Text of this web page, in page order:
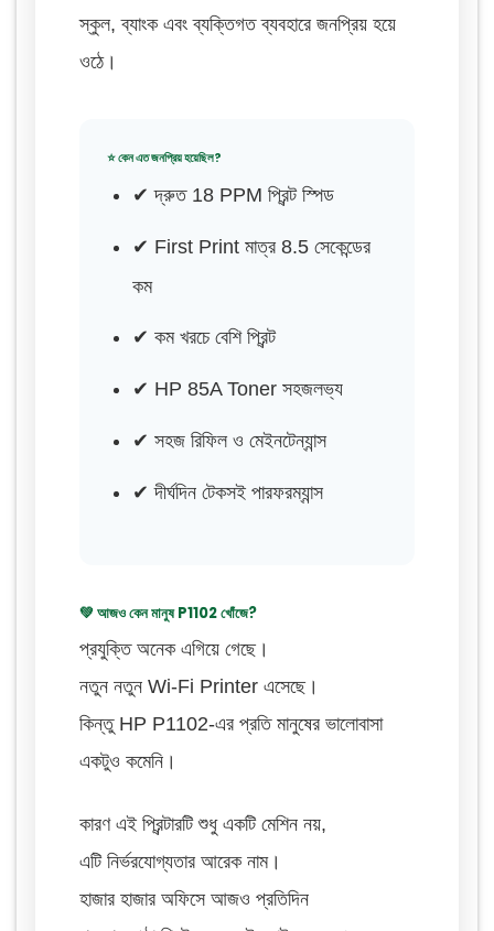
স্কুল, ব্যাংক এবং ব্যক্তিগত ব্যবহারে জনপ্রিয় হয়ে
ওঠে।
⭐ কেন এত জনপ্রিয় হয়েছিল?
✔ দ্রুত 18 PPM প্রিন্ট স্পিড
✔ First Print মাত্র 8.5 সেকেন্ডের
কম
✔ কম খরচে বেশি প্রিন্ট
✔ HP 85A Toner সহজলভ্য
✔ সহজ রিফিল ও মেইনটেন্যান্স
✔ দীর্ঘদিন টেকসই পারফরম্যান্স
💚 আজও কেন মানুষ P1102 খোঁজে?
প্রযুক্তি অনেক এগিয়ে গেছে।
নতুন নতুন Wi-Fi Printer এসেছে।
কিন্তু HP P1102-এর প্রতি মানুষের ভালোবাসা
একটুও কমেনি।
কারণ এই প্রিন্টারটি শুধু একটি মেশিন নয়,
এটি নির্ভরযোগ্যতার আরেক নাম।
হাজার হাজার অফিসে আজও প্রতিদিন